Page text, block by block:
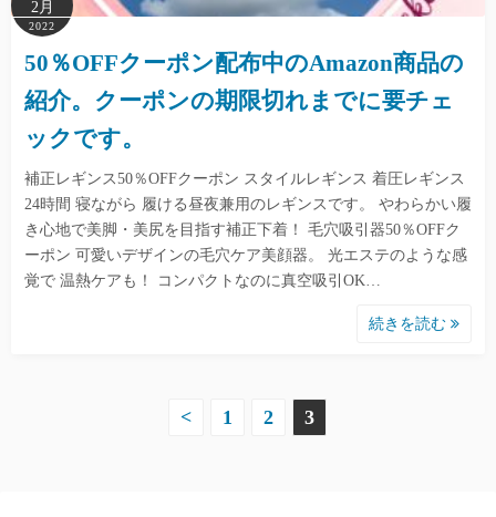
2月
2022
50％OFFクーポン配布中のAmazon商品の
紹介。クーポンの期限切れまでに要チェ
ックです。
補正レギンス50％OFFクーポン スタイルレギンス 着圧レギンス
24時間 寝ながら 履ける昼夜兼用のレギンスです。 やわらかい履
き心地で美脚・美尻を目指す補正下着！ 毛穴吸引器50％OFFク
ーポン 可愛いデザインの毛穴ケア美顔器。 光エステのような感
覚で 温熱ケアも！ コンパクトなのに真空吸引OK…
続きを読む
< 1 2 3